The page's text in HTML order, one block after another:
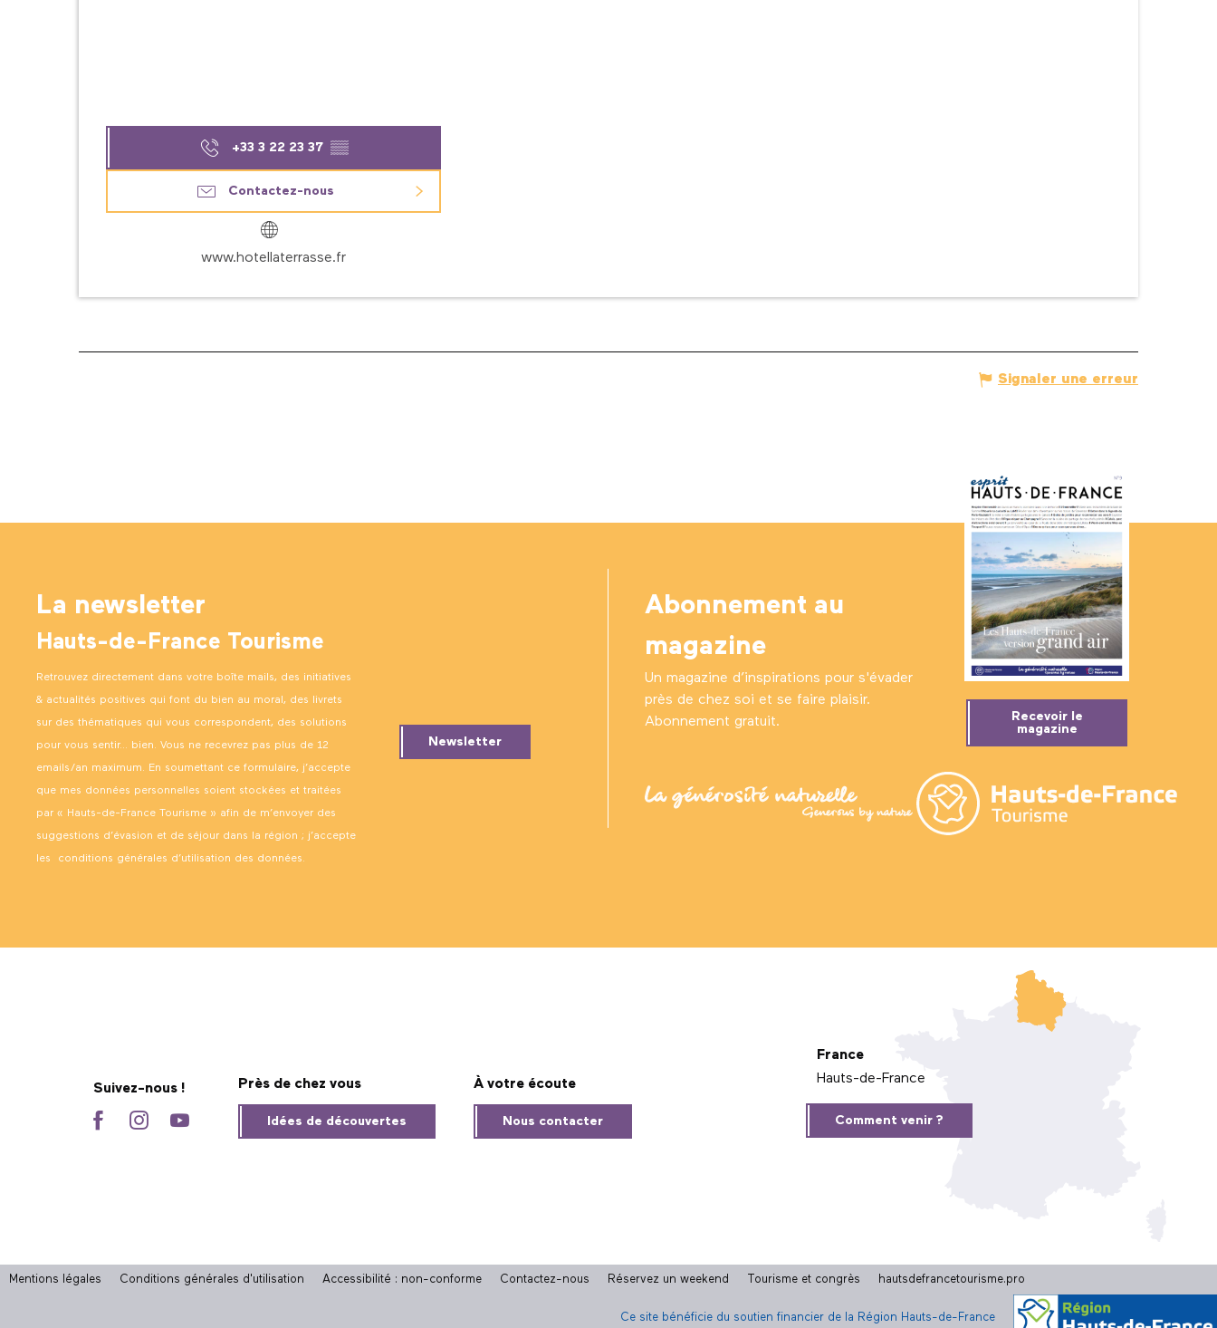
+33 3 22 23 37 ▒▒
Contactez-nous
www.hotellaterrasse.fr
Signaler une erreur
La newsletter
Hauts-de-France Tourisme
Retrouvez directement dans votre boîte mails, des initiatives
& actualités positives qui font du bien au moral, des livrets
sur des thématiques qui vous correspondent, des solutions
pour vous sentir… bien. Vous ne recevrez pas plus de 12
emails/an maximum. En soumettant ce formulaire, j’accepte
que mes données personnelles soient stockées et traitées
par « Hauts-de-France Tourisme » afin de m’envoyer des
suggestions d’évasion et de séjour dans la région ; j’accepte
les conditions générales d’utilisation des données.
Newsletter
Abonnement au
magazine
Un magazine d’inspirations pour s'évader
près de chez soi et se faire plaisir.
Abonnement gratuit.
Recevoir le
magazine
Suivez-nous ! Près de chez vous
Idées de découvertes
À votre écoute
Nous contacter
France
Hauts-de-France
Comment venir ?
Mentions légales Conditions générales d'utilisation Accessibilité : non-conforme Contactez-nous Réservez un weekend Tourisme et congrès hautsdefrancetourisme.pro
Ce site bénéficie du soutien financier de la Région Hauts-de-France